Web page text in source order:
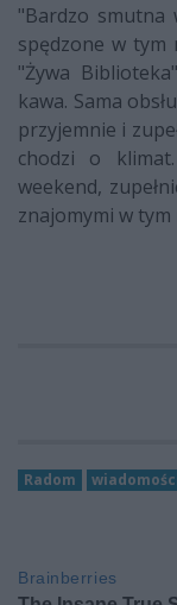
"Bardzo smutna
spędzone w tym
"Żywa
kawa. Sama
przyjemnie i
chodzi o
weekend,
znajomymi w
Radom